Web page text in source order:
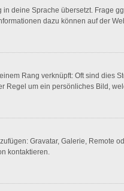
deine Sprache übersetzt. Frage
dazu können auf der
Rang verknüpft: Oft sind dies
Regel um ein persönliches Bild,
Gravatar, Galerie, Remote
kontaktieren.